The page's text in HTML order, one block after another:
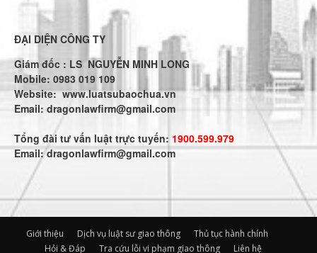
ĐẠI DIỆN CÔNG TY
Giám đốc : LS NGUYỄN MINH LONG
Mobile: 0983 019 109
Website:www.luatsubaochua.vn
Email: dragonlawfirm@gmail.com
Tổng đài tư vấn luật trực tuyến: 1900.599.979
Email:dragonlawfirm@gmail.com
Giới thiệu Dịch vụ luật sư giao thông
Thủ tục hành chính
Hỏi & Đáp
Tra cứu lỗi vi phạm giao thông Liên hệ